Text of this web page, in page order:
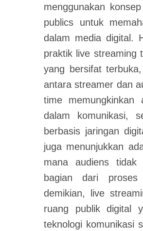
menggunakan
publics untuk
dalam media digital.
praktik live streaming
yang bersifat
antara streamer dan
time
dalam komunikasi,
berbasis jaringan
juga menunjukkan
mana audiens
bagian dari
demikian, live
ruang publik digital
teknologi komunikasi